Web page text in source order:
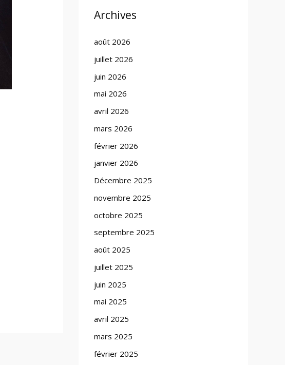
Archives
août 2026
juillet 2026
juin 2026
mai 2026
avril 2026
mars 2026
février 2026
janvier 2026
Décembre 2025
novembre 2025
octobre 2025
septembre 2025
août 2025
juillet 2025
juin 2025
mai 2025
avril 2025
mars 2025
février 2025